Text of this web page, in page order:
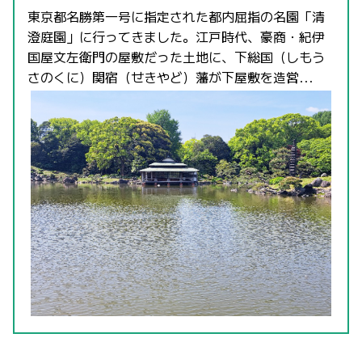
東京都名勝第一号に指定された都内屈指の名園「清
澄庭園」に行ってきました。江戸時代、豪商・紀伊
国屋文左衛門の屋敷だった土地に、下総国（しもう
さのくに）関宿（せきやど）藩が下屋敷を造営...